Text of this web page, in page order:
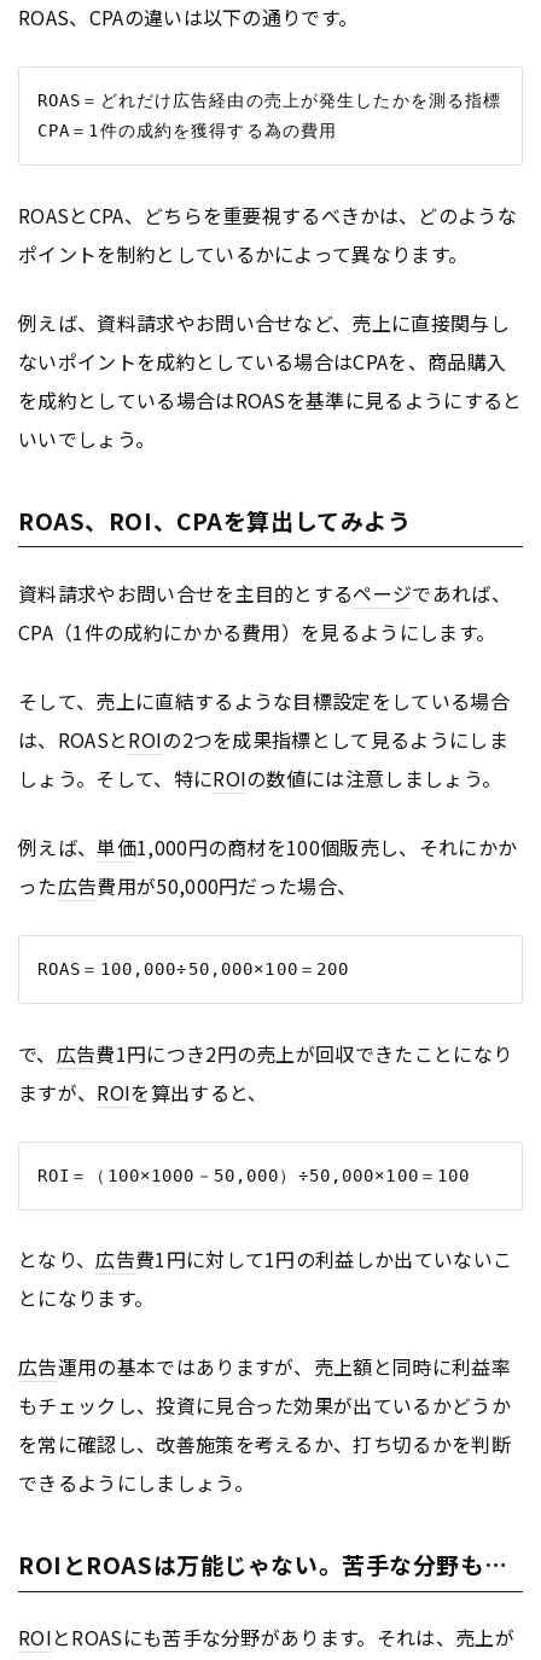
ROAS、CPAの違いは以下の通りです。
ROAS＝どれだけ広告経由の売上が発生したかを測る指標
ROASとCPA、どちらを重要視するべきかは、どのような
ポイントを制約としているかによって異なります。
例えば、資料請求やお問い合せなど、売上に直接関与し
ないポイントを成約としている場合はCPAを、商品購入
を成約としている場合はROASを基準に見るようにすると
いいでしょう。
ROAS、ROI、CPAを算出してみよう
資料請求やお問い合せを主目的とするページであれば、
CPA（1件の成約にかかる費用）を見るようにします。
そして、売上に直結するような目標設定をしている場合
は、ROASとROIの2つを成果指標として見るようにしま
しょう。そして、特にROIの数値には注意しましょう。
例えば、単価1,000円の商材を100個販売し、それにかか
った広告費用が50,000円だった場合、
で、 広告費1円につき2円の売上が回収できたことになり
ますが、 ROIを算出すると、
となり、広告費1円に対して1円の利益しか出ていないこ
とになります。
広告運用の基本ではありますが、売上額と同時に利益率
もチェックし、投資に見合った効果が出ているかどうか
を常に確認し、改善施策を考えるか、打ち切るかを判断
できるようにしましょう。
ROIとROASは万能じゃない。苦手な分野も…
ROIとROASにも苦手な分野があります。それは、売上が